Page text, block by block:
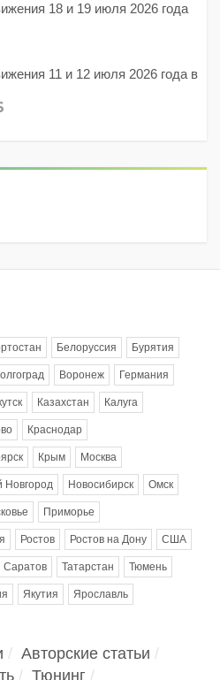
18 и 19 июля 2026 года
11 и 12 июля 2026 года в
Белоруссия Бурятия
Воронеж Германия
Казахстан Калуга
Краснодар
Крым Москва
Новгород Новосибирск Омск
Приморье
Ростов Ростов на Дону США
Саратов Татарстан Тюмень
Якутия Ярославль
Авторские статьи
Тюнинг